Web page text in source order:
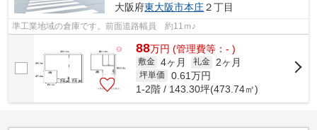
大阪府東大阪市本庄２丁目
準工業地域の倉庫です。前面道路幅員 約11ｍ♪
88万円 (管理費等：- )
敷金 4ヶ月 礼金 2ヶ月
坪単価 0.61万円
1-2階 / 143.30坪(473.74㎡)